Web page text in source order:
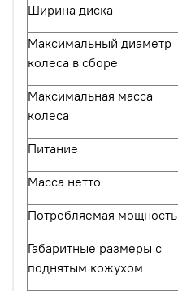
Ширина диска
Максимальный диаметр
колеса в сборе
Максимальная масса
колеса
Питание
Масса нетто
Потребляемая мощность
Габаритные размеры с
поднятым кожухом